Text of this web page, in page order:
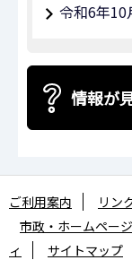
令和6年10
情報が
ご利用案内 リン
市政・ホームペー
ィ
サイトマップ